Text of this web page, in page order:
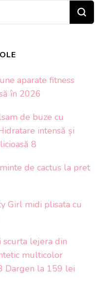
aparate fitness
în 2026
de buze cu
intensă și
8
de cactus la pret
Girl midi plisata cu
scurta lejera din
multicolor
Dargen la 159 lei